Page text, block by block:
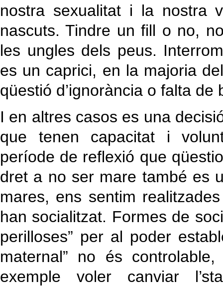
nostra sexualitat i la nostra
nascuts. Tindre un fill o no,
les ungles dels peus.
es un caprici, en la majoria
qüestió d’ignorància o falta de
I en altres casos es una
que tenen capacitat i
període de reflexió que
dret a no ser mare també es
mares, ens sentim
han socialitzat. Formes de
perilloses” per al poder
maternal” no és
exemple voler canviar